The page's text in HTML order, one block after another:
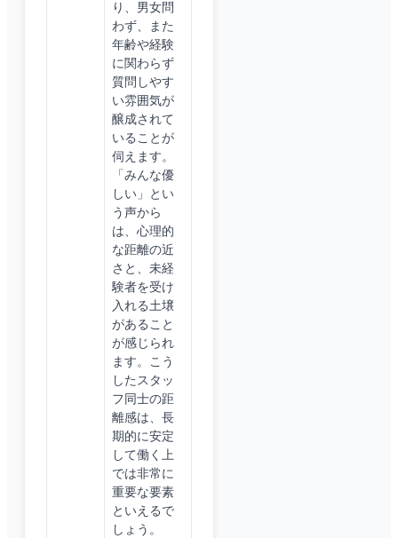
り、男女問
わず、また
年齢や経験
に関わらず
質問しやす
い雰囲気が
醸成されて
いることが
伺えます。
「みんな優
しい」とい
う声から
は、心理的
な距離の近
さと、未経
験者を受け
入れる土壌
があること
が感じられ
ます。こう
したスタッ
フ同士の距
離感は、長
期的に安定
して働く上
では非常に
重要な要素
といえるで
しょう。